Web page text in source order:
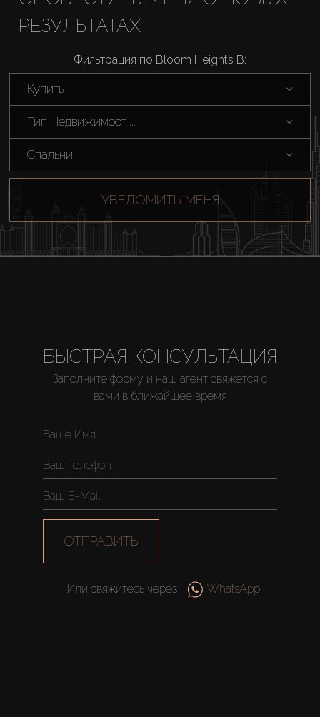
Продажа
Новостройки
AX Journal
Каталоги
Агенты
РЕЗУЛЬТАТАХ
Фильтрация по Bloom Heights B:
Купить
Тип Недвижимост ...
Спальни
УВЕДОМИТЬ МЕНЯ
БЫСТРАЯ КОНСУЛЬТАЦИЯ
Заполните форму и наш агент свяжется с
вами в ближайшее время
ОТПРАВИТЬ
Или свяжитесь через WhatsApp